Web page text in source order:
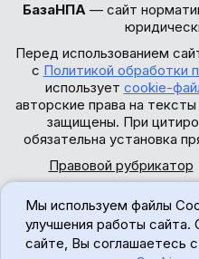
БазаНПА — сайт
Перед использованием
с Политикой обработки
использует cookie-
авторские права на
защищены. При
обязательна установка
Правовой рубрикатор
©
18+
Мы используем файлы
улучшения работы сайта.
сайте, Вы соглашаетесь с